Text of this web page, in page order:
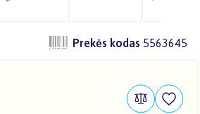
Prekės kodas 5563645